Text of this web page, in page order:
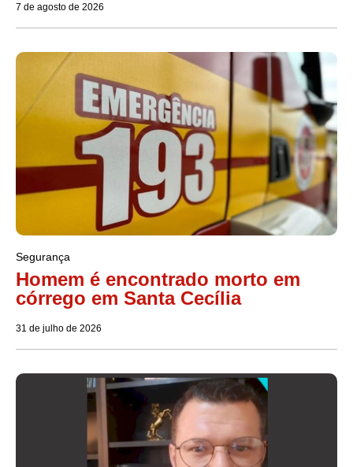
7 de agosto de 2026
Segurança
Homem é encontrado morto em
córrego em Santa Cecília
31 de julho de 2026